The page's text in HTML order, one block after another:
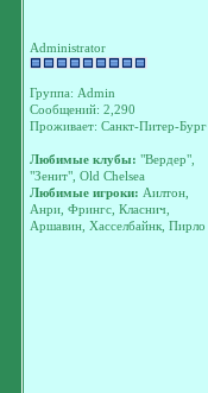
Administrator
Группа: Admin
Сообщений: 2,290
Проживает: Санкт-Питер-Бург
Любимые клубы: "Вердер",
"Зенит", Old Chelsea
Любимые игроки: Аилтон,
Анри, Фрингс, Класнич,
Аршавин, Хасселбайнк, Пирло